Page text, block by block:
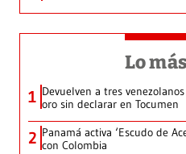
Lo
1 Devuelven a tres
oro sin declarar en Tocumen
2 Panamá activa ‘Escudo de
con Colombia